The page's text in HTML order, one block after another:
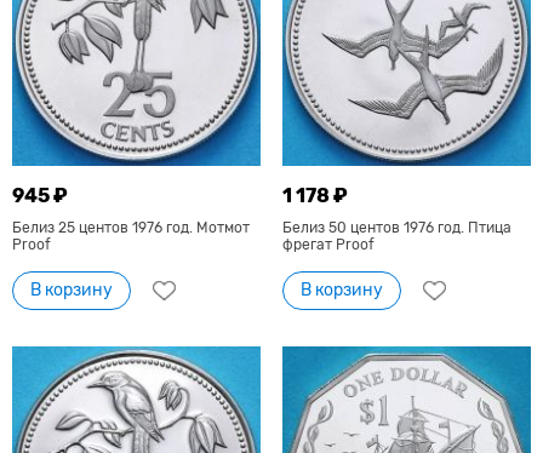
945 ₽
Белиз 25 центов 1976 год. Мотмот
Proof
В корзину
1 178 ₽
Белиз 50 центов 1976 год. Птица
фрегат Proof
В корзину